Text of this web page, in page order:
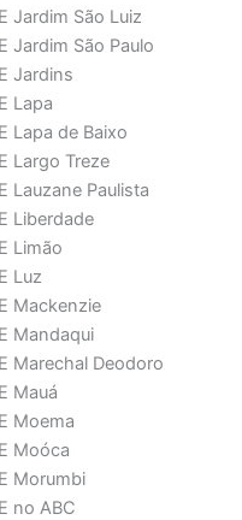
Jardim São Luiz
Jardim São Paulo
Jardins
Lapa
Lapa de Baixo
Largo Treze
Lauzane Paulista
Liberdade
Limão
Luz
Mackenzie
Mandaqui
Marechal Deodoro
Mauá
Moema
Moóca
Morumbi
no ABC